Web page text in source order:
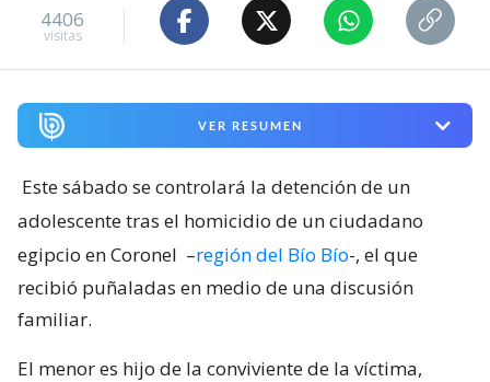
4406
visitas
VER RESUMEN
Este sábado se controlará la detención de un
adolescente tras el homicidio de un ciudadano
egipcio en Coronel –región del Bío Bío-, el que
recibió puñaladas en medio de una discusión
familiar.
El menor es hijo de la conviviente de la víctima,